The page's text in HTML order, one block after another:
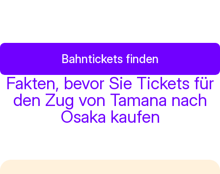
Bahntickets finden
Fakten, bevor Sie Tickets für
den Zug von Tamana nach
Osaka kaufen